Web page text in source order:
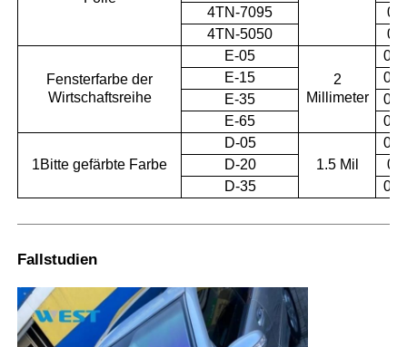
4TN-7095
0.7
4TN-5050
0.5
Fensterfarbe der
Wirtschaftsreihe
E-05
2
Millimeter
E-15
E-35
E-65
1Bitte gefärbte Farbe
D-05
1.5 Mil
D-20
0.2
D-35
Fallstudien